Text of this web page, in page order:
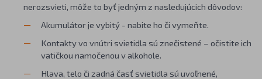
nerozsvieti, môže to byť jedným z nasledujúcich dôvodov:
Akumulátor je vybitý - nabite ho či vymeňte.
Kontakty vo vnútri svietidla sú znečistené – očistite ich
vatičkou namočenou v alkohole.
Hlava, telo či zadná časť svietidla sú uvoľnené,